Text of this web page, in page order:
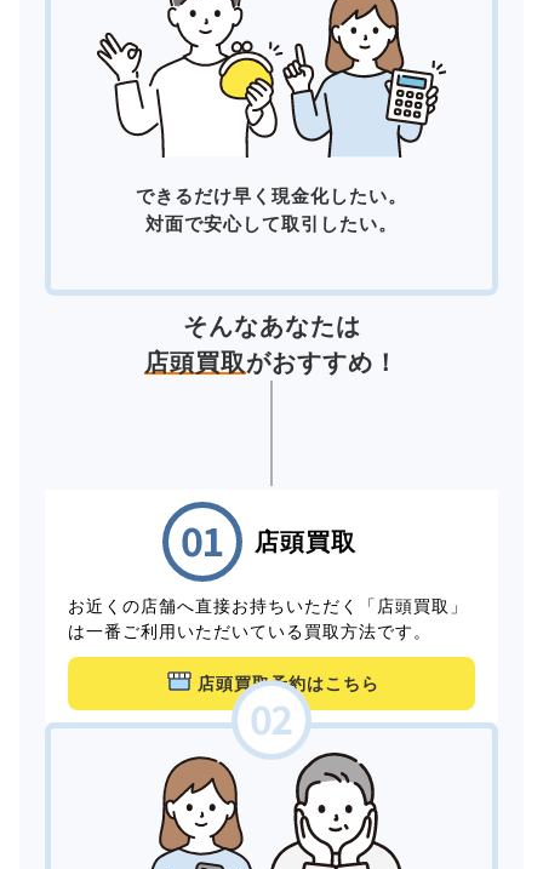
できるだけ早く現金化したい。
対面で安心して取引したい。
そんなあなたは
店頭買取がおすすめ！
店頭買取
お近くの店舗へ直接お持ちいただく「店頭買取」
は一番ご利用いただいている買取方法です。
店頭買取予約はこちら